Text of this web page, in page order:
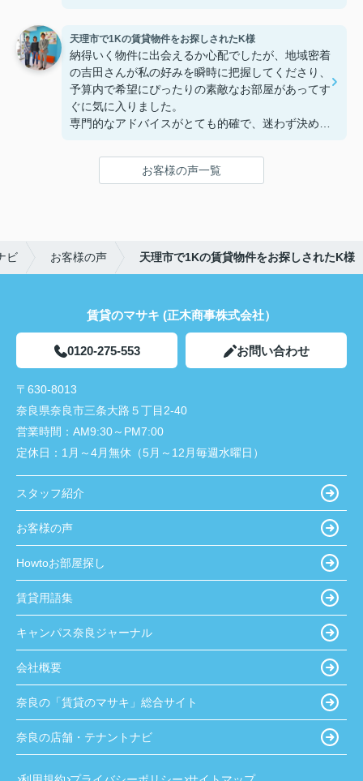
り、感謝しています。安達さん、ありがとうござい
ました！
天理市で1Kの賃貸物件をお探しされたK様
納得いく物件に出会えるか心配でしたが、地域密着
の吉田さんが私の好みを瞬時に把握してくださり、
予算内で希望にぴったりの素敵なお部屋があってす
ぐに気に入りました。
専門的なアドバイスがとても的確で、迷わず決める
鍵の受け取りのときに、また元気(o・・o)/~お店に
お客様の声一覧
ビ お客様の声 天理市で1Kの賃貸物件をお探しされたK様
賃貸のマサキ (正木商事株式会社）
0120-275-553 お問い合わせ
〒630-8013
奈良県奈良市三条大路５丁目2-40
営業時間： AM9:30～PM7:00
定休日： 1月～4月無休（5月～12月毎週水曜日）
スタッフ紹介
お客様の声
Howtoお部屋探し
賃貸用語集
キャンパス奈良ジャーナル
会社概要
奈良の「賃貸のマサキ」総合サイト
奈良の店舗・テナントナビ